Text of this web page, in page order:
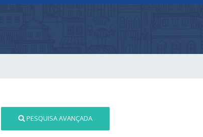
PESQUISA AVANÇADA